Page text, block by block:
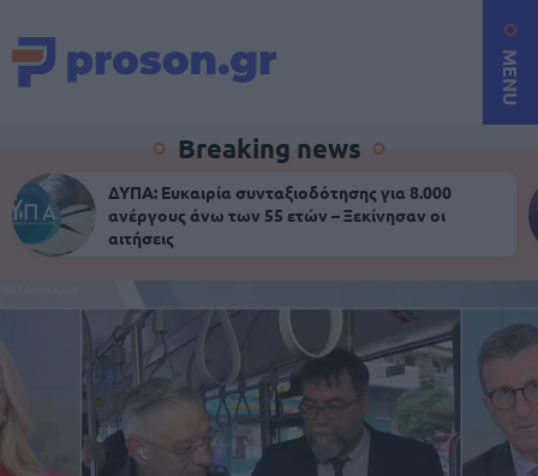
MENU
Breaking news
ΔΥΠΑ: Ευκαιρία συνταξιοδότησης για 8.000
ανέργους άνω των 55 ετών – Ξεκίνησαν οι
αιτήσεις